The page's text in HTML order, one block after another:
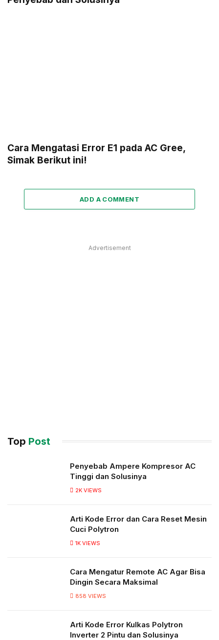
Cara Mengatasi Error E1 pada AC Gree,
Simak Berikut ini!
ADD A COMMENT
Advertisement
Top Post
Penyebab Ampere Kompresor AC
Tinggi dan Solusinya
2K VIEWS
Arti Kode Error dan Cara Reset Mesin
Cuci Polytron
1K VIEWS
Cara Mengatur Remote AC Agar Bisa
Dingin Secara Maksimal
858 VIEWS
Arti Kode Error Kulkas Polytron
Inverter 2 Pintu dan Solusinya